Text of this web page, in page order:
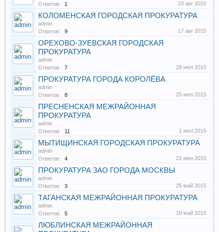
Ответов:
1 23 авг 2015
КОЛОМЕНСКАЯ ГОРОДСКАЯ ПРОКУРАТУРА
admin
Ответов:
9 17 авг 2015
ОРЕХОВО-ЗУЕВСКАЯ ГОРОДСКАЯ
ПРОКУРАТУРА
admin
Ответов:
7 28 июл 2015
ПРОКУРАТУРА ГОРОДА КОРОЛЁВА
admin
Ответов:
8 25 июл 2015
ПРЕСНЕНСКАЯ МЕЖРАЙОННАЯ
ПРОКУРАТУРА
admin
Ответов:
11 1 июл 2015
МЫТИЩИНСКАЯ ГОРОДСКАЯ ПРОКУРАТУРА
admin
Ответов:
4 22 июн 2015
ПРОКУРАТУРА ЗАО ГОРОДА МОСКВЫ
admin
Ответов:
3 25 май 2015
ТАГАНСКАЯ МЕЖРАЙОННАЯ ПРОКУРАТУРА
admin
Ответов:
5 19 май 2015
ЛЮБЛИНСКАЯ МЕЖРАЙОННАЯ